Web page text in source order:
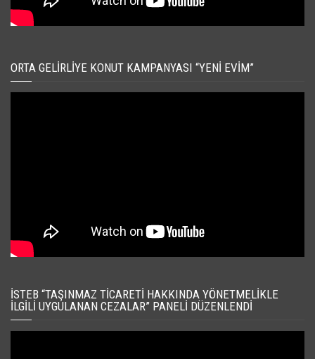
ORTA GELIRLIYE KONUT KAMPANYASI “YENI EVIM”
İSTEB “TAŞINMAZ TICARETI HAKKINDA YÖNETMELIKLE
İLGILI UYGULANAN CEZALAR” PANELI DÜZENLENDI